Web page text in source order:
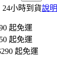
24小時到貨說明
起免運
起免運
起免運